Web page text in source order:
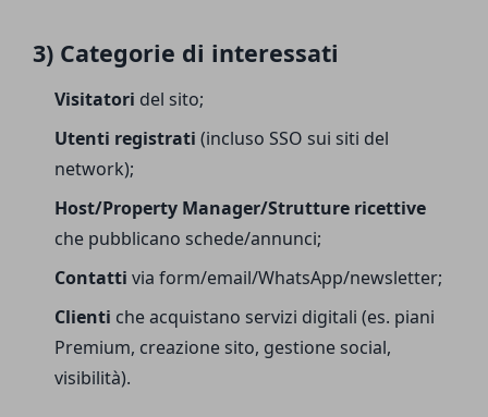
3) Categorie di interessati
Visitatori del sito;
Utenti registrati (incluso SSO sui siti del
network);
Host/Property Manager/Strutture ricettive
che pubblicano schede/annunci;
Contatti via form/email/WhatsApp/newsletter;
Clienti che acquistano servizi digitali (es. piani
Premium, creazione sito, gestione social,
visibilità).